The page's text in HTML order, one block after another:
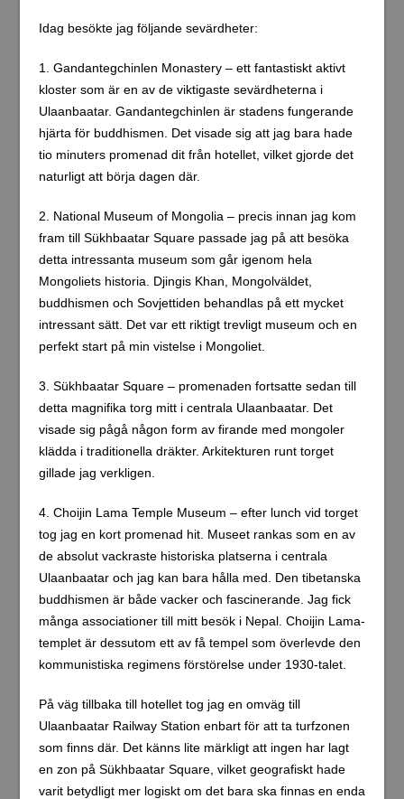
Idag besökte jag följande sevärdheter:
1. Gandantegchinlen Monastery – ett fantastiskt aktivt
kloster som är en av de viktigaste sevärdheterna i
Ulaanbaatar. Gandantegchinlen är stadens fungerande
hjärta för buddhismen. Det visade sig att jag bara hade
tio minuters promenad dit från hotellet, vilket gjorde det
naturligt att börja dagen där.
2. National Museum of Mongolia – precis innan jag kom
fram till Sükhbaatar Square passade jag på att besöka
detta intressanta museum som går igenom hela
Mongoliets historia. Djingis Khan, Mongolväldet,
buddhismen och Sovjettiden behandlas på ett mycket
intressant sätt. Det var ett riktigt trevligt museum och en
perfekt start på min vistelse i Mongoliet.
3. Sükhbaatar Square – promenaden fortsatte sedan till
detta magnifika torg mitt i centrala Ulaanbaatar. Det
visade sig pågå någon form av firande med mongoler
klädda i traditionella dräkter. Arkitekturen runt torget
gillade jag verkligen.
4. Choijin Lama Temple Museum – efter lunch vid torget
tog jag en kort promenad hit. Museet rankas som en av
de absolut vackraste historiska platserna i centrala
Ulaanbaatar och jag kan bara hålla med. Den tibetanska
buddhismen är både vacker och fascinerande. Jag fick
många associationer till mitt besök i Nepal. Choijin Lama-
templet är dessutom ett av få tempel som överlevde den
kommunistiska regimens förstörelse under 1930-talet.
På väg tillbaka till hotellet tog jag en omväg till
Ulaanbaatar Railway Station enbart för att ta turfzonen
som finns där. Det känns lite märkligt att ingen har lagt
en zon på Sükhbaatar Square, vilket geografiskt hade
varit betydligt mer logiskt om det bara ska finnas en enda